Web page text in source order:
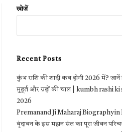
खोजें
Recent Posts
कुंभ राशि की शादी कब होगी 2026 में? जानें
मुहूर्त और ग्रहों की चाल | kumbh rashi
2026
Premanand Ji Maharaj Biography in
वृंदावन के इस महान संत का पूरा जीवन